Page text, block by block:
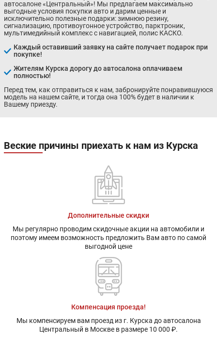
автосалоне «Центральный»! Мы предлагаем максимально
выгодные условия покупки авто и дарим ценные и
исключительно полезные подарки: зимнюю резину,
сигнализацию, противоугонное устройство, парктроник,
мультимедийный комплекс с навигацией, полис КАСКО.
Каждый оставивший заявку на сайте получает подарок при
покупке!
Жителям Курска дорогу до автосалона оплачиваем
полностью!
Перед тем, как отправиться к нам, забронируйте понравившуюся
модель на нашем сайте, и тогда она 100% будет в наличии к
Вашему приезду.
Веские причины приехать к нам из Курска
Дополнительные скидки
Мы регулярно проводим скидочные акции на автомобили и
поэтому имеем возможность предложить Вам авто по самой
выгодной цене
Компенсация проезда!
Мы компенсируем вам проезд из г. Курска до автосалона
Центральный в Москве в размере 10 000 ₽.